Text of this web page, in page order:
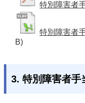
特別障害者
特別障害者
B)
3. 特別障害者手